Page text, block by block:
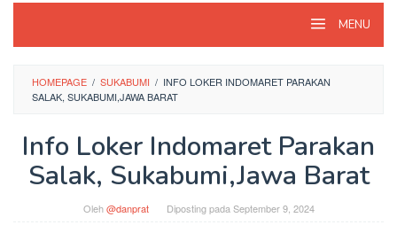
MENU
HOMEPAGE / SUKABUMI / INFO LOKER INDOMARET PARAKAN
SALAK, SUKABUMI,JAWA BARAT
Info Loker Indomaret Parakan
Salak, Sukabumi,Jawa Barat
Oleh@danprat Diposting pada September 9, 2024